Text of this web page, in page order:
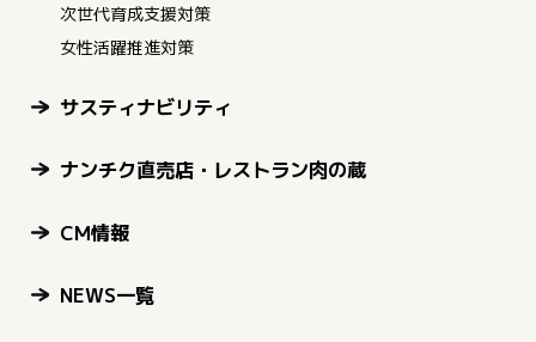
次世代育成支援対策
女性活躍推進対策
サスティナビリティ
ナンチク直売店・レストラン肉の蔵
CM情報
NEWS一覧